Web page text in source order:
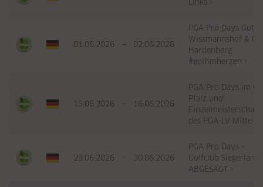
Links
01.06.2026 — 02.06.2026
PGA Pro Days Gut
Wissmannshof & GC
Hardenberg
#golfimherzen
15.06.2026 — 16.06.2026
PGA Pro Days im GC
Pfalz und
des PGA-LV Mitte
29.06.2026 — 30.06.2026
PGA Pro Days -
Golfclub Siegerland
ABGESAGT